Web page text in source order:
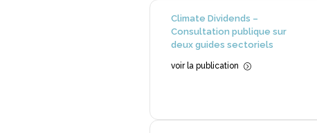
Climate Dividends –
Consultation publique sur
deux guides sectoriels
voir la publication =